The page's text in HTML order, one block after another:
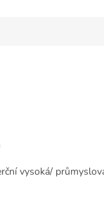
vysoká/